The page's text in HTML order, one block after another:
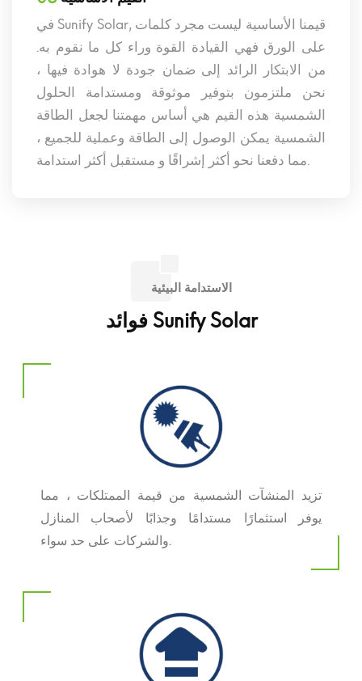
في Sunify Solar, قيمنا الأساسية ليست مجرد كلمات
على الورق فهي القيادة القوة وراء كل ما نقوم به.
من الابتكار الرائد إلى ضمان جودة لا هوادة فيها ،
نحن ملتزمون بتوفير موثوقة ومستدامة الحلول
الشمسية هذه القيم هي أساس مهمتنا لجعل الطاقة
الشمسية يمكن الوصول إلى الطاقة وعملية للجميع ،
مما دفعنا نحو أكثر إشراقًا و مستقبل أكثر استدامة.
الاستدامة البيئية
فوائد Sunify Solar
تزيد المنشآت الشمسية من قيمة الممتلكات ، مما
يوفر استثمارًا مستدامًا وجذابًا لأصحاب المنازل
والشركات على حد سواء.